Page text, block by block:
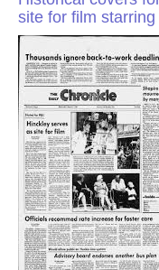
site for film